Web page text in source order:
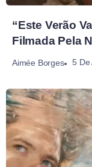
“Este Verão
Filmada Pela
Aimée Borges 5 De